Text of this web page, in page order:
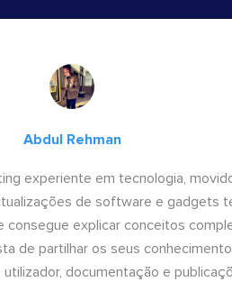
Abdul Rehman
experiente em tecnologia,
de software e gadgets
explicar conceitos
de partilhar os seus
documentação e